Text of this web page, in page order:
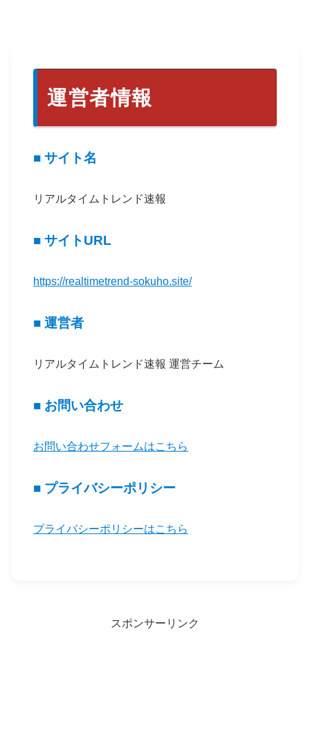
運営者情報
■ サイト名
リアルタイムトレンド速報
■ サイトURL
https://realtimetrend-sokuho.site/
■ 運営者
リアルタイムトレンド速報 運営チーム
■ お問い合わせ
お問い合わせフォームはこちら
■ プライバシーポリシー
プライバシーポリシーはこちら
スポンサーリンク